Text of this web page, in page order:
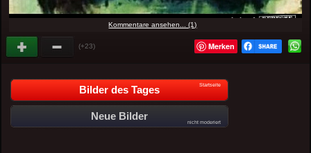
Kommentare ansehen... (1)
(+23) Merken
Bilder des Tages Startseite
Neue Bilder
nicht moderiert